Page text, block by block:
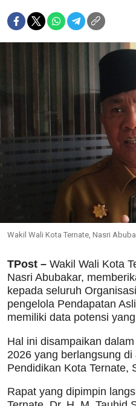
Wakil Wali Kota Ternate, Nasri
TPost – Wakil Wali Kota
Nasri Abubakar,
kepada seluruh
pengelola Pendapatan
memiliki data potensi
Hal ini disampaikan
2026 yang berlangsung
Pendidikan Kota Ternate,
Rapat yang dipimpin